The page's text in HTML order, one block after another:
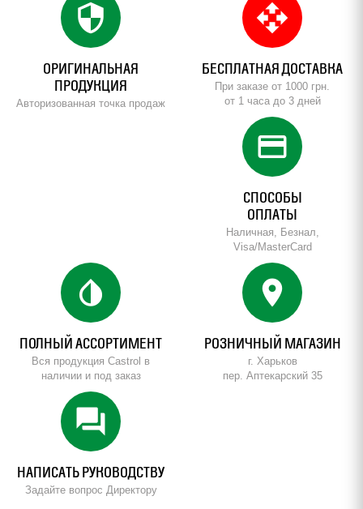
security
ОРИГИНАЛЬНАЯ
ПРОДУКЦИЯ
Авторизованная точка продаж
open_with
БЕСПЛАТНАЯ ДОСТАВКА
При заказе от 1000 грн.
от 1 часа до 3 дней
credit_card
СПОСОБЫ
ОПЛАТЫ
Наличная, Безнал,
Visa/MasterCard
invert_colors
ПОЛНЫЙ АССОРТИМЕНТ
Вся продукция Castrol в
наличии и под заказ
location_on
РОЗНИЧНЫЙ МАГАЗИН
г. Харьков
пер. Аптекарский 35
forum
НАПИСАТЬ РУКОВОДСТВУ
Задайте вопрос Директору